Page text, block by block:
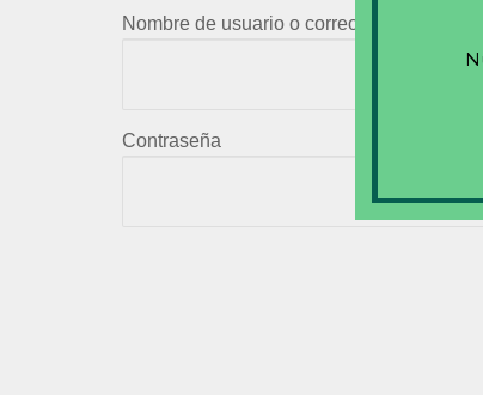
Nombre de usuario o correo electrónico
Contraseña